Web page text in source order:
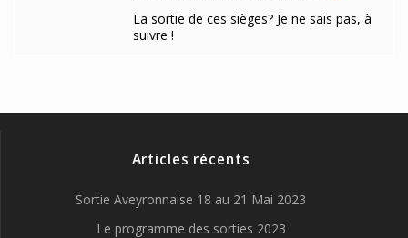
La sortie de ces sièges? Je ne sais pas, à
suivre !
Articles récents
Sortie Aveyronnaise 18 au 21 Mai 2023
Le programme des sorties 2023